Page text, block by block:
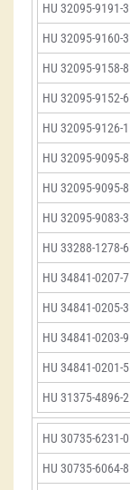
HU 32095-9191-3
HU 32095-9160-3
HU 32095-9158-8
HU 32095-9152-6
HU 32095-9126-1
HU 32095-9095-8
HU 32095-9095-8
HU 32095-9083-3
HU 33288-1278-6
HU 34841-0207-7
HU 34841-0205-3
HU 34841-0203-9
HU 34841-0201-5
HU 31375-4896-2
HU 30735-6231-0
HU 30735-6064-8